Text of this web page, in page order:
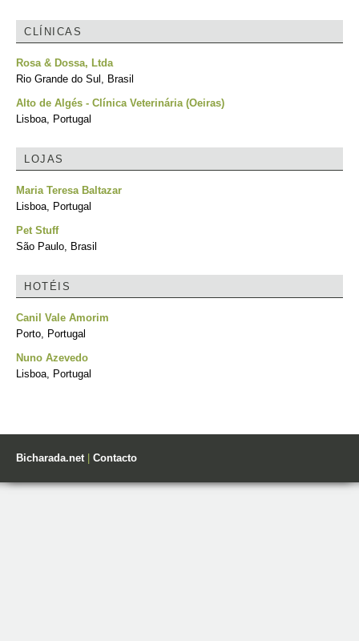
CLÍNICAS
Rosa & Dossa, Ltda
Rio Grande do Sul, Brasil
Alto de Algés - Clínica Veterinária (Oeiras)
Lisboa, Portugal
LOJAS
Maria Teresa Baltazar
Lisboa, Portugal
Pet Stuff
São Paulo, Brasil
HOTÉIS
Canil Vale Amorim
Porto, Portugal
Nuno Azevedo
Lisboa, Portugal
Bicharada.net| Contacto